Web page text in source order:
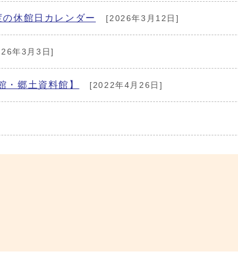
休館日カレンダー [2026年3月12日]
年3月3日]
郷土資料館】 [2022年4月26日]